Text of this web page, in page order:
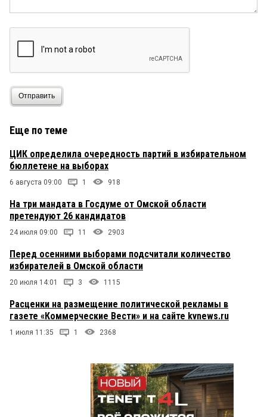
Отправить
Еще по теме
ЦИК определила очередность партий в избирательном
бюллетене на выборах
6 августа 09:00 1 918
На три мандата в Госдуме от Омской области
претендуют 26 кандидатов
24 июля 09:00 11 2903
Перед осенними выборами подсчитали количество
избирателей в Омской области
20 июля 14:01 3 1115
Расценки на размещение политической рекламы в
газете «Коммерческие Вести» и на сайте kvnews.ru
1 июля 11:35 1 2368